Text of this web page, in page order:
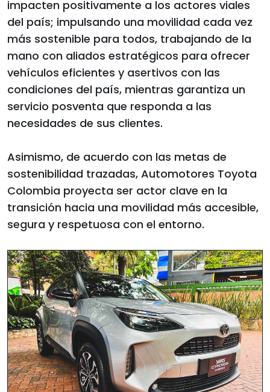
impacten positivamente a los actores viales
del país; impulsando una movilidad cada vez
más sostenible para todos, trabajando de la
mano con aliados estratégicos para ofrecer
vehículos eficientes y asertivos con las
condiciones del país, mientras garantiza un
servicio posventa que responda a las
necesidades de sus clientes.
Asimismo, de acuerdo con las metas de
sostenibilidad trazadas, Automotores Toyota
Colombia proyecta ser actor clave en la
transición hacia una movilidad más accesible,
segura y respetuosa con el entorno.